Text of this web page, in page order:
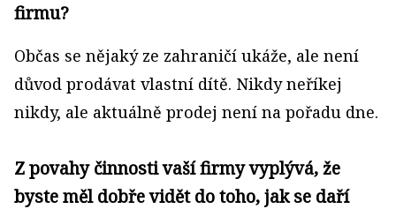
firmu?
Občas se nějaký ze zahraničí ukáže, ale není
důvod prodávat vlastní dítě. Nikdy neříkej
nikdy, ale aktuálně prodej není na pořadu dne.
Z povahy činnosti vaší firmy vyplývá, že
byste měl dobře vidět do toho, jak se daří